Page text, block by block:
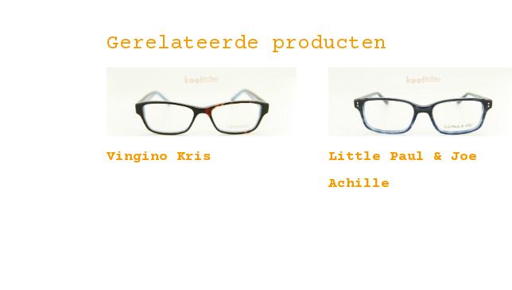
Gerelateerde producten
Vingino Kris
Little Paul & Joe
Achille